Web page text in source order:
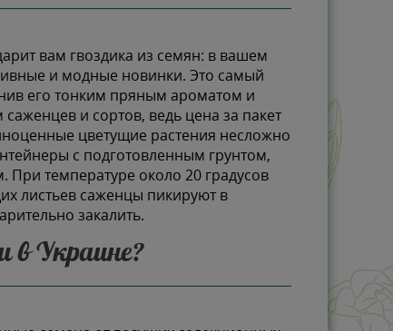
вам гвоздика из семян: в вашем
и модные новинки. Это самый
его тонким пряным ароматом и
и сортов, ведь цена за пакет
цветущие растения несложно
с подготовленным грунтом,
При температуре около 20 градусов
листьев саженцы пикируют в
закалить.
в Украине?